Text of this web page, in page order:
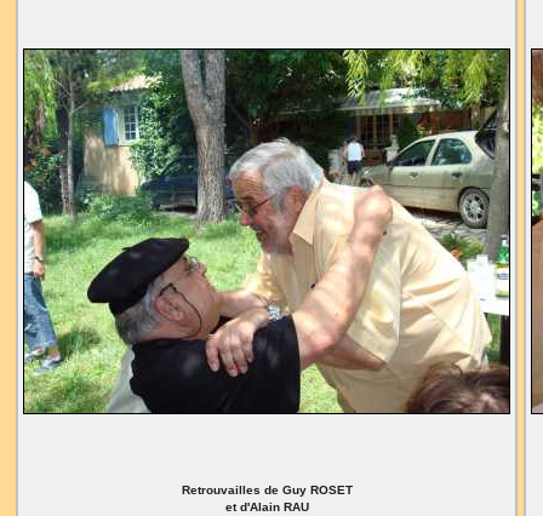
Retrouvailles de Guy ROSET
et d'Alain RAU